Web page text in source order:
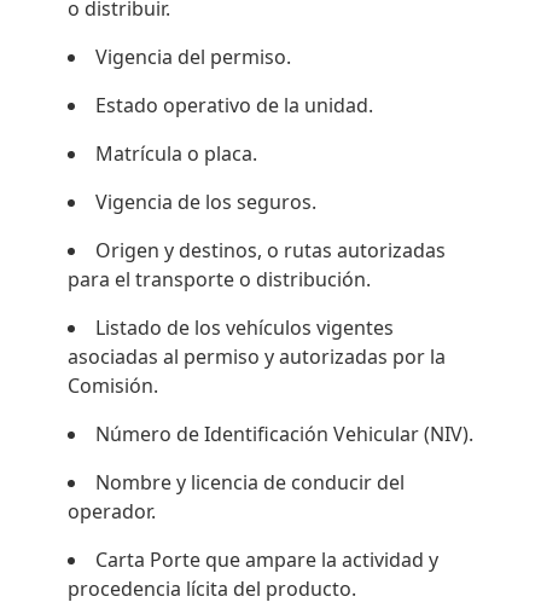
o distribuir.
Vigencia del permiso.
Estado operativo de la unidad.
Matrícula o placa.
Vigencia de los seguros.
Origen y destinos, o rutas autorizadas
para el transporte o distribución.
Listado de los vehículos vigentes
asociadas al permiso y autorizadas por la
Comisión.
Número de Identificación Vehicular (NIV).
Nombre y licencia de conducir del
operador.
Carta Porte que ampare la actividad y
procedencia lícita del producto.